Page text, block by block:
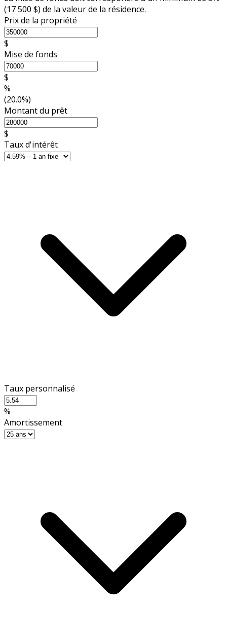
(17 500 $) de la valeur de la résidence.
Prix de la propriété
$
Mise de fonds
$
%
(20.0%)
Montant du prêt
$
Taux d'intérêt
Taux personnalisé
%
Amortissement